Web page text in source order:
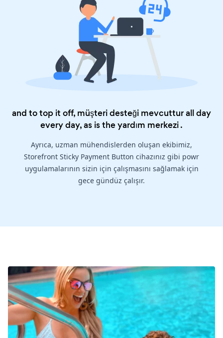
and to top it off, müşteri desteği mevcuttur all day
every day, as is theyardım merkezi.
Ayrıca, uzman mühendislerden oluşan ekibimiz,
Storefront Sticky Payment Button cihazınız gibi powr
uygulamalarının sizin için çalışmasını sağlamak için
gece gündüz çalışır.